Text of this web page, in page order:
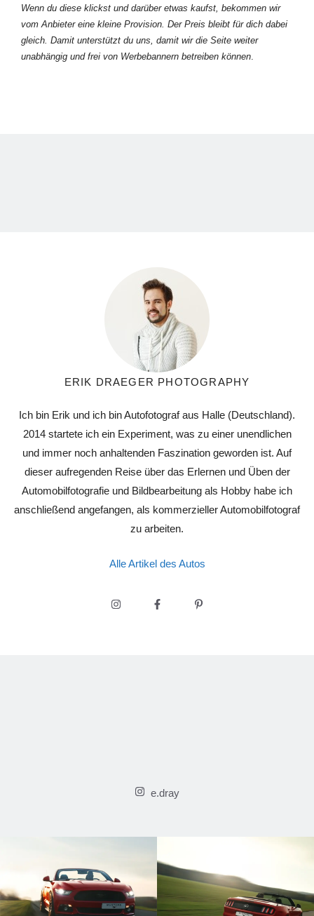
Wenn du diese klickst und darüber etwas kaufst, bekommen wir
vom Anbieter eine kleine Provision. Der Preis bleibt für dich dabei
gleich. Damit unterstützt du uns, damit wir die Seite weiter
unabhängig und frei von Werbebannern betreiben können
ERIK DRAEGER PHOTOGRAPHY
Ich bin Erik und ich bin Autofotograf aus Halle (Deutschland).
2014 startete ich ein Experiment, was zu einer unendlichen
und immer noch anhaltenden Faszination geworden ist. Auf
dieser aufregenden Reise über das Erlernen und Üben der
Automobilfotografie und Bildbearbeitung als Hobby habe ich
anschließend angefangen, als kommerzieller Automobilfotograf
zu arbeiten.
Alle Artikel des Autos
e.dray